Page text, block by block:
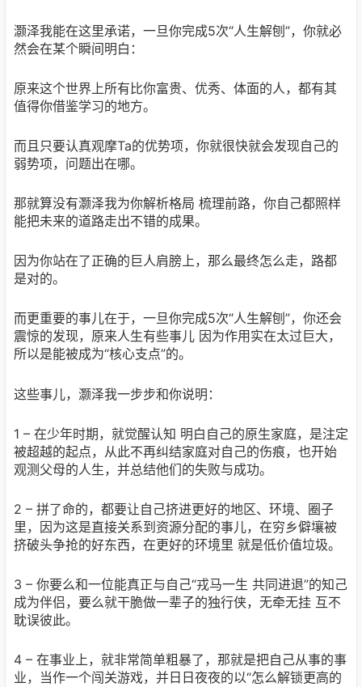
灏泽我能在这里承诺，一旦你完成5次“人生解刨”，你就必
然会在某个瞬间明白：
原来这个世界上所有比你富贵、优秀、体面的人，都有其
值得你借鉴学习的地方。
而且只要认真观摩Ta的优势项，你就很快就会发现自己的
弱势项，问题出在哪。
那就算没有灏泽我为你解析格局 梳理前路，你自己都照样
能把未来的道路走出不错的成果。
因为你站在了正确的巨人肩膀上，那么最终怎么走，路都
是对的。
而更重要的事儿在于，一旦你完成5次“人生解刨”，你还会
震惊的发现，原来人生有些事儿 因为作用实在太过巨大，
所以是能被成为“核心支点”的。
这些事儿，灏泽我一步步和你说明：
1 – 在少年时期，就觉醒认知 明白自己的原生家庭，是注定
被超越的起点，从此不再纠结家庭对自己的伤痕，也开始
观测父母的人生，并总结他们的失败与成功。
2 – 拼了命的，都要让自己挤进更好的地区、环境、圈子
里，因为这是直接关系到资源分配的事儿，在穷乡僻壤被
挤破头争抢的好东西，在更好的环境里 就是低价值垃圾。
3 – 你要么和一位能真正与自己“戎马一生 共同进退”的知己
成为伴侣，要么就干脆做一辈子的独行侠，无牵无挂 互不
耽误彼此。
4 – 在事业上，就非常简单粗暴了，那就是把自己从事的事
业，当作一个闯关游戏，并日日夜夜的以“怎么解锁更高的